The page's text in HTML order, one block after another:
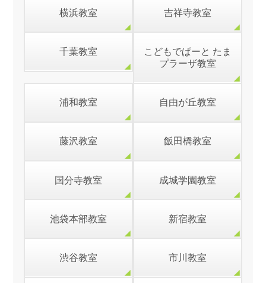
横浜教室 吉祥寺教室
千葉教室
こどもでぱーと たま
プラーザ教室
浦和教室 自由が丘教室
藤沢教室 飯田橋教室
国分寺教室 成城学園教室
池袋本部教室 新宿教室
渋谷教室 市川教室